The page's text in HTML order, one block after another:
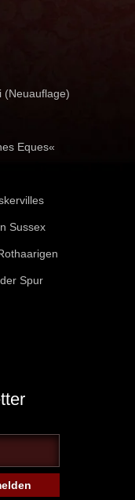
(Neuauflage)
Eques«
Sussex
Spur